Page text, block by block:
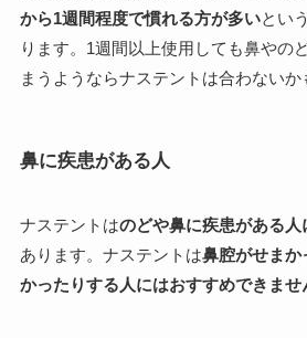
から1週間程度で慣れる方が多いとい
ります。1週間以上使用しても鼻やの
まうようならナステントは合わないか
鼻に疾患がある人
ナステントはのどや鼻に疾患がある
あります。ナステントは鼻腔がせまか
かったりする人にはおすすめできませ